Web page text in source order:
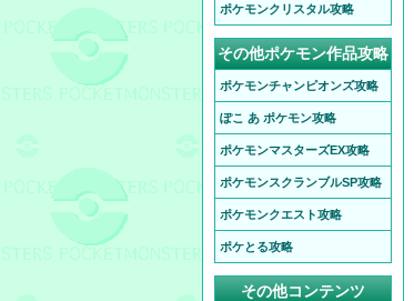
ポケモンクリスタル攻略
その他ポケモン作品攻略
ポケモンチャンピオンズ攻略
ぽこ あ ポケモン攻略
ポケモンマスターズEX攻略
ポケモンスクランブルSP攻略
ポケモンクエスト攻略
ポケとる攻略
その他コンテンツ